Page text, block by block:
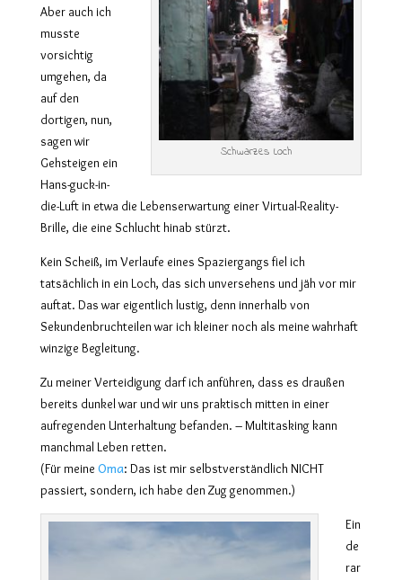
Schwarzes Loch
Aber auch ich
musste
vorsichtig
umgehen, da
auf den
dortigen, nun,
sagen wir
Gehsteigen ein
Hans-guck-in-
die-Luft in etwa die Lebenserwartung einer Virtual-Reality-
Brille, die eine Schlucht hinab stürzt.
Kein Scheiß, im Verlaufe eines Spaziergangs fiel ich
tatsächlich in ein Loch, das sich unversehens und jäh vor mir
auftat. Das war eigentlich lustig, denn innerhalb von
Sekundenbruchteilen war ich kleiner noch als meine wahrhaft
winzige Begleitung.
Zu meiner Verteidigung darf ich anführen, dass es draußen
bereits dunkel war und wir uns praktisch mitten in einer
aufregenden Unterhaltung befanden. – Multitasking kann
manchmal Leben retten.
(Für meine Oma: Das ist mir selbstverständlich NICHT
passiert, sondern, ich habe den Zug genommen.)
Ein
de
rar